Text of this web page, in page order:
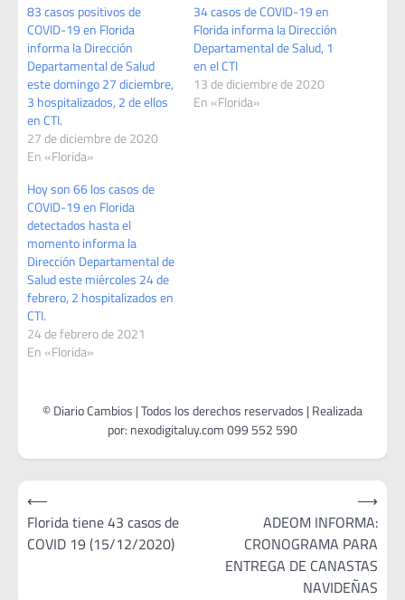
83 casos positivos de
COVID-19 en Florida
informa la Dirección
Departamental de Salud
este domingo 27 diciembre,
3 hospitalizados, 2 de ellos
en CTI.
27 de diciembre de 2020
En «Florida»
34 casos de COVID-19 en
Florida informa la Dirección
Departamental de Salud, 1
en el CTI
13 de diciembre de 2020
En «Florida»
Hoy son 66 los casos de
COVID-19 en Florida
detectados hasta el
momento informa la
Dirección Departamental de
Salud este miércoles 24 de
febrero, 2 hospitalizados en
CTI.
24 de febrero de 2021
En «Florida»
Navegación
de
entradas
⟵
Florida tiene 43 casos de
COVID 19 (15/12/2020)
ADEOM INFORMA:
CRONOGRAMA PARA
ENTREGA DE CANASTAS
NAVIDEÑAS
⟶